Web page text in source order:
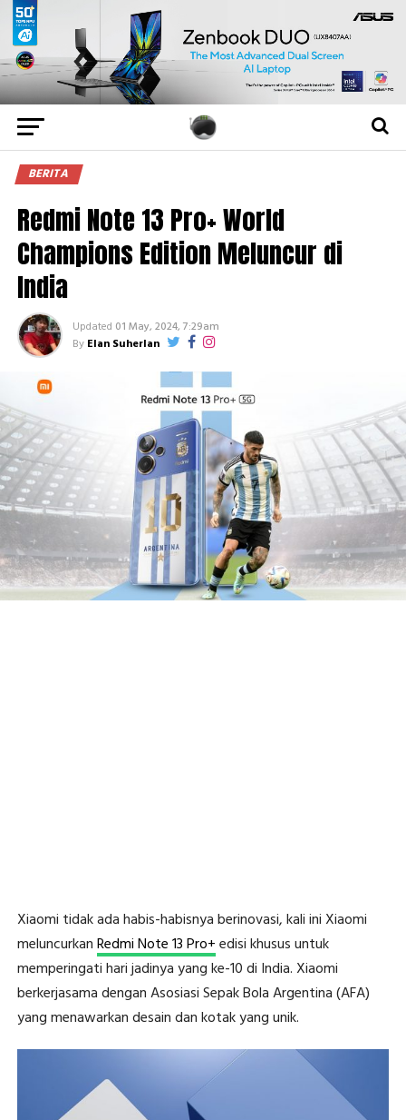
BERITA
Redmi Note 13 Pro+ World
Champions Edition Meluncur di
India
Updated 01 May, 2024, 7:29am
By Elan Suherlan
Xiaomi tidak ada habis-habisnya berinovasi, kali ini Xiaomi
meluncurkanRedmi Note 13 Pro+edisi khusus untuk
memperingati hari jadinya yang ke-10 di India. Xiaomi
berkerjasama dengan Asosiasi Sepak Bola Argentina (AFA)
yang menawarkan desain dan kotak yang unik.